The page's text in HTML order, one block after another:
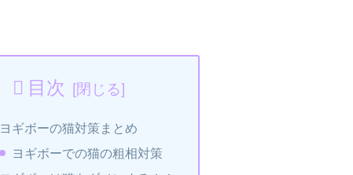
目次
ヨギボーの猫対策まとめ
ヨギボーでの猫の粗相対策